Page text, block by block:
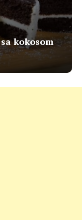
kokosom